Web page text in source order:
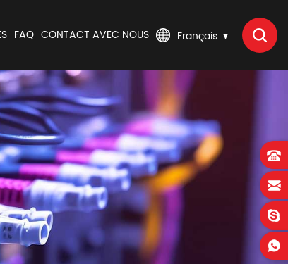
Français
FAQ CONTACT AVEC NOUS